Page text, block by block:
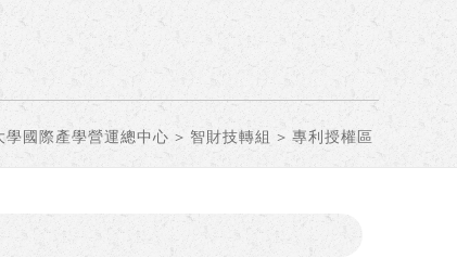
學國際產學營運總中心 > 智財技轉組 > 專利授權區